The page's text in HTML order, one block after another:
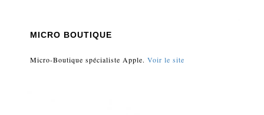
MICRO BOUTIQUE
Micro-Boutique spécialiste Apple. Voir le site